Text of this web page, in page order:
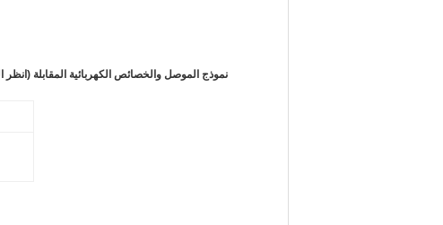
نموذج الموصل والخصائص الكهربائية المقابلة (انظر